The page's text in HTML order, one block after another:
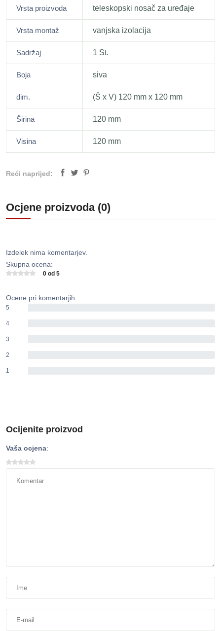
Vrsta proizvoda teleskopski nosač za uređaje
Vrsta montaž vanjska izolacija
Sadržaj 1 St.
Boja siva
dim. (Š x V) 120 mm x 120 mm
Širina 120 mm
Visina 120 mm
Reći naprijed:
Ocjene proizvoda (0)
Izdelek nima komentarjev.
Skupna ocena:
0 od 5
Ocene pri komentarjih:
5
4
3
2
1
Ocijenite proizvod
Vaša ocjena: